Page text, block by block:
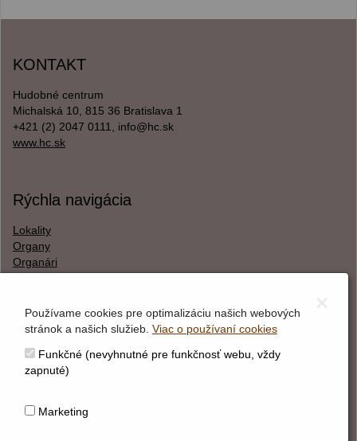
KONTAKT
Hudobné centrum
Michalská 10, 815 36 Bratislava 1
+421 (2) 2047 0111, info@hc.sk
www.hc.sk
Rýchla navigácia
Lokality
Organy
Organári
O webstránke
Správca obsahu
Vyhlásenie o cookies
Používame cookies pre optimalizáciu našich webových
stránok a našich služieb. Viac o používaní cookies
Funkčné (nevyhnutné pre funkčnosť webu, vždy
zapnuté)
Marketing